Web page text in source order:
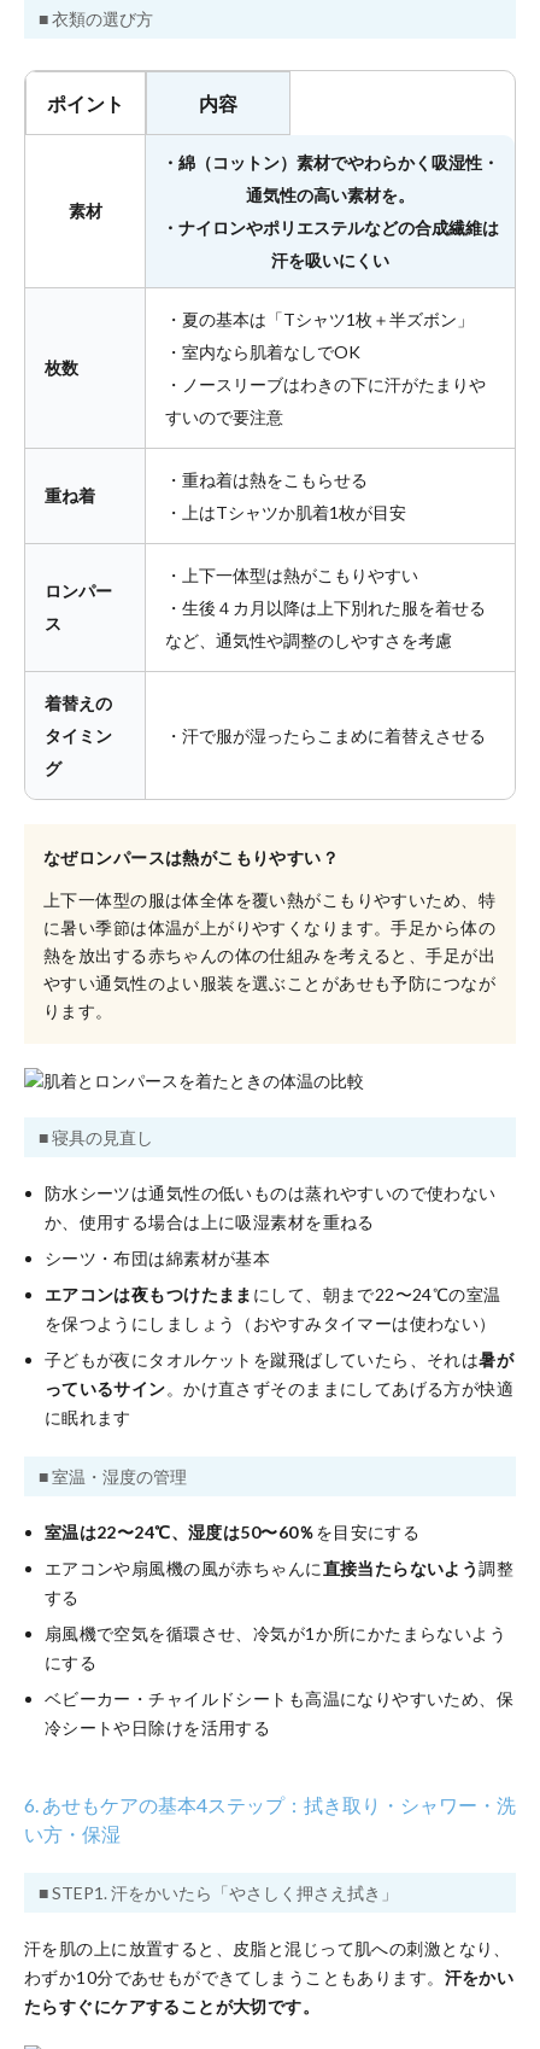
■ 衣類の選び方
ポイント 内容
素材
・綿（コットン）素材でやわらかく吸湿性・
通気性の高い素材を。
・ナイロンやポリエステルなどの合成繊維は
汗を吸いにくい
枚数
・夏の基本は「Tシャツ1枚＋半ズボン」
・室内なら肌着なしでOK
・ノースリーブはわきの下に汗がたまりや
すいので要注意
重ね着
・重ね着は熱をこもらせる
・上はTシャツか肌着1枚が目安
ロンパー
ス
・上下一体型は熱がこもりやすい
・生後４カ月以降は上下別れた服を着せる
など、通気性や調整のしやすさを考慮
着替えの
タイミン
グ
・汗で服が湿ったらこまめに着替えさせる
なぜロンパースは熱がこもりやすい？
上下一体型の服は体全体を覆い熱がこもりやすいため、特
に暑い季節は体温が上がりやすくなります。手足から体の
熱を放出する赤ちゃんの体の仕組みを考えると、手足が出
やすい通気性のよい服装を選ぶことがあせも予防につなが
ります。
■ 寝具の見直し
防水シーツは通気性の低いものは蒸れやすいので使わない
か、使用する場合は上に吸湿素材を重ねる
シーツ・布団は綿素材が基本
エアコンは夜もつけたまま にして、朝まで22〜24℃の室温
を保つようにしましょう（おやすみタイマーは使わない）
子どもが夜にタオルケットを蹴飛ばしていたら、それは暑が
っているサイン。かけ直さずそのままにしてあげる方が快適
に眠れます
■ 室温・湿度の管理
室温は22〜24℃、湿度は50〜60％を目安にする
エアコンや扇風機の風が赤ちゃんに直接当たらないよう調整
する
扇風機で空気を循環させ、冷気が1か所にかたまらないよう
にする
ベビーカー・チャイルドシートも高温になりやすいため、保
冷シートや日除けを活用する
6. あせもケアの基本4ステップ：拭き取り・シャワー・洗
い方・保湿
■ STEP1. 汗をかいたら「やさしく押さえ拭き」
汗を肌の上に放置すると、皮脂と混じって肌への刺激となり、
わずか10分であせもができてしまうこともあります。 汗をかい
たらすぐにケアすることが大切です。